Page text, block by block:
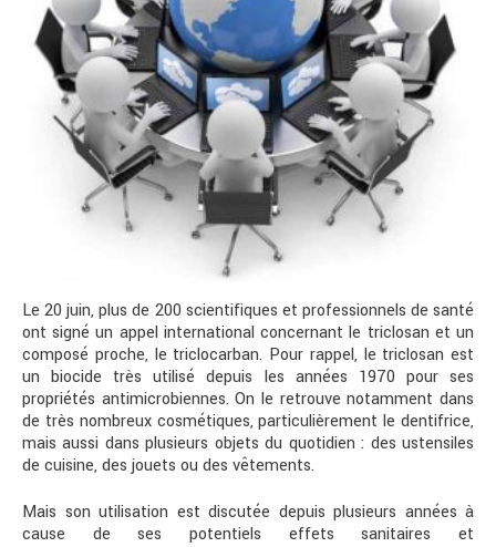
Le 20 juin, plus de 200 scientifiques et professionnels de santé
ont signé un appel international concernant le triclosan et un
composé proche, le triclocarban. Pour rappel, le triclosan est
un biocide très utilisé depuis les années 1970 pour ses
propriétés antimicrobiennes. On le retrouve notamment dans
de très nombreux cosmétiques, particulièrement le dentifrice,
mais aussi dans plusieurs objets du quotidien : des ustensiles
de cuisine, des jouets ou des vêtements.
Mais son utilisation est discutée depuis plusieurs années à
cause de ses potentiels effets sanitaires et